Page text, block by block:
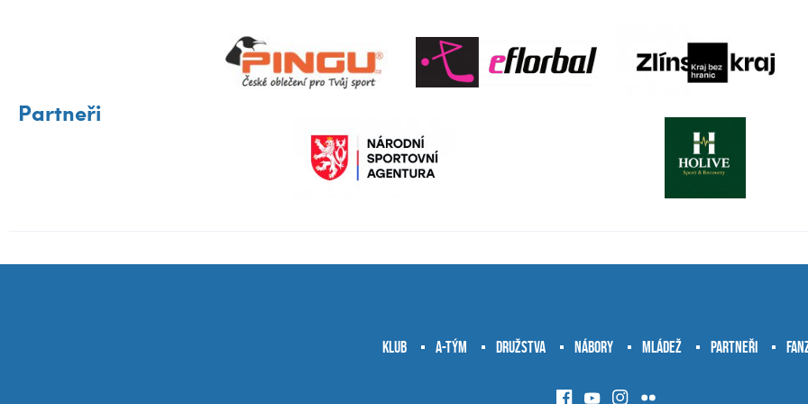
Partneři
Klub A-tým Družstva Nábory Mládež Partneři